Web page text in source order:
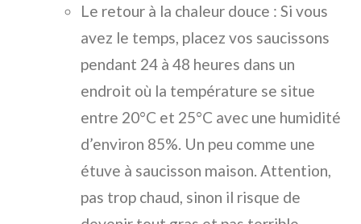
Le retour à la chaleur douce : Si vous
avez le temps, placez vos saucissons
pendant 24 à 48 heures dans un
endroit où la température se situe
entre 20°C et 25°C avec une humidité
d’environ 85%. Un peu comme une
étuve à saucisson maison. Attention,
pas trop chaud, sinon il risque de